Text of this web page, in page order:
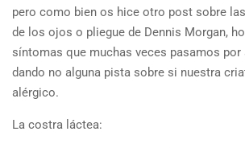
pero como bien os hice otro post sobre
de los ojos o pliegue de Dennis Morgan,
síntomas que muchas veces pasamos por
dando no alguna pista sobre si nuestra
alérgico.
La costra láctea: